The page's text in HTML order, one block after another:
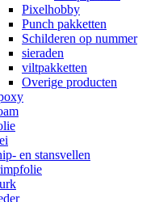
Pixelhobby
Punch pakketten
Schilderen op nummer
sieraden
viltpakketten
Overige producten
en stansvellen